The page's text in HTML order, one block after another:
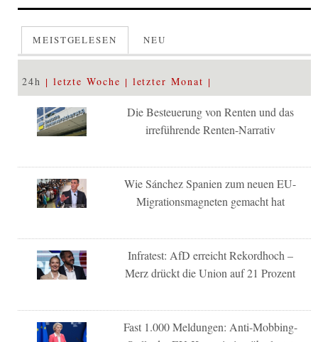
MEISTGELESEN NEU
24h letzte Woche letzter Monat
Die Besteuerung von Renten und das
irreführende Renten-Narrativ
Wie Sánchez Spanien zum neuen EU-
Migrationsmagneten gemacht hat
Infratest: AfD erreicht Rekordhoch –
Merz drückt die Union auf 21 Prozent
Fast 1.000 Meldungen: Anti-Mobbing-